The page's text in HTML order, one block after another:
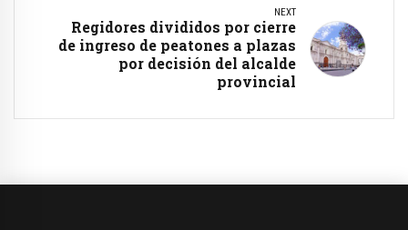
NEXT
Regidores divididos por cierre
de ingreso de peatones a plazas
por decisión del alcalde
provincial